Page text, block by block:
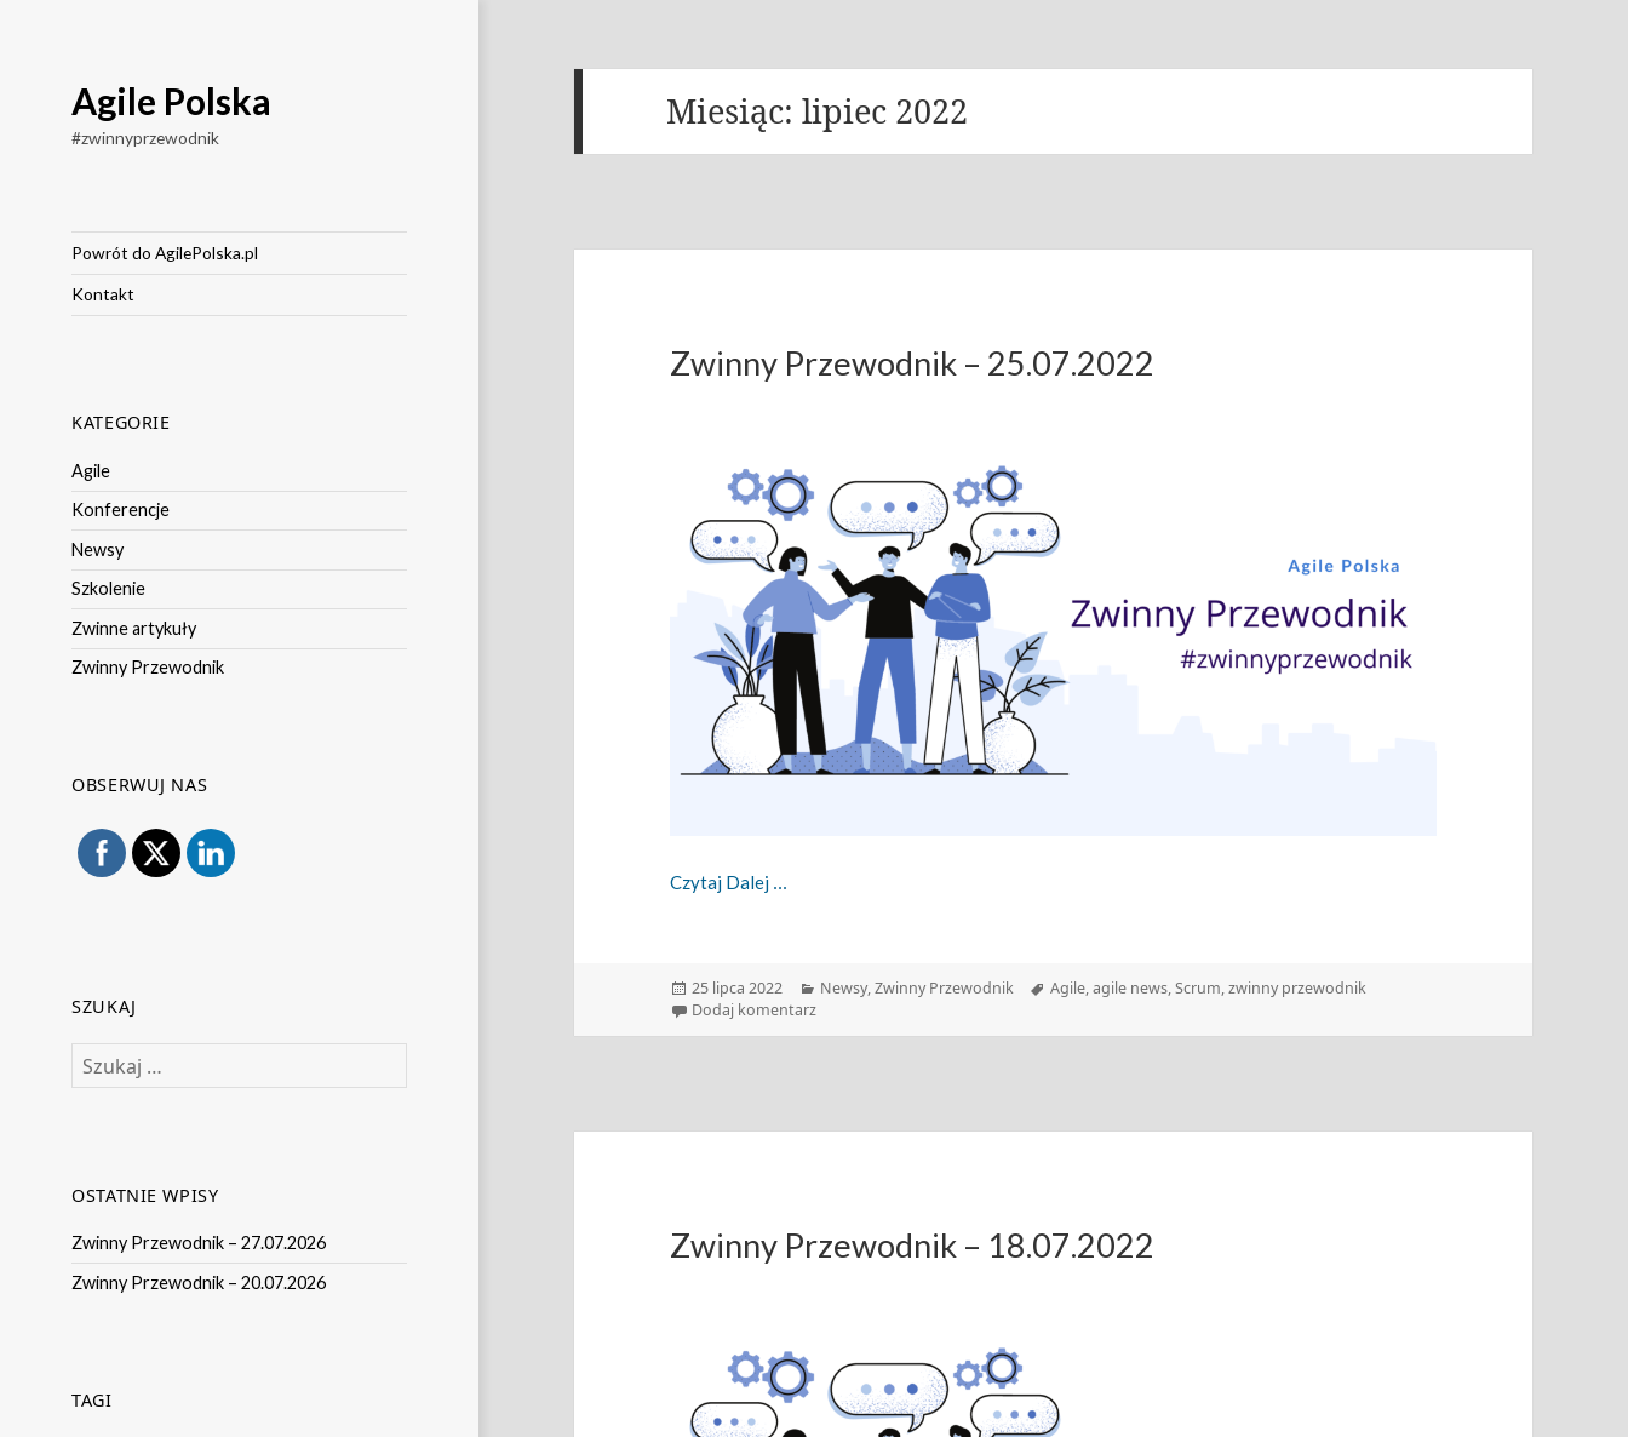
Agile Polska
#zwinnyprzewodnik
Powrót do AgilePolska.pl
Kontakt
KATEGORIE
Agile
Konferencje
Newsy
Szkolenie
Zwinne artykuły
Zwinny Przewodnik
OBSERWUJ NAS
SZUKAJ
OSTATNIE WPISY
Zwinny Przewodnik – 27.07.2026
Zwinny Przewodnik – 20.07.2026
TAGI
Miesiąc:lipiec 2022
Zwinny Przewodnik – 25.07.2022
Czytaj Dalej
Data
publikacji
25 lipca 2022 Kategorie
Newsy,Zwinny Przewodnik Tagi
Agile,agile news,Scrum,zwinny przewodnik
Dodaj komentarzdo Zwinny Przewodnik – 25.07.2022
Zwinny Przewodnik – 18.07.2022